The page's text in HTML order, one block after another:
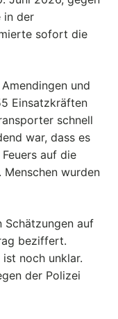
in der
sofort die
und
Einsatzkräften
schnell
war, dass es
auf die
wurden
Schätzungen auf
beziffert.
noch unklar.
der Polizei